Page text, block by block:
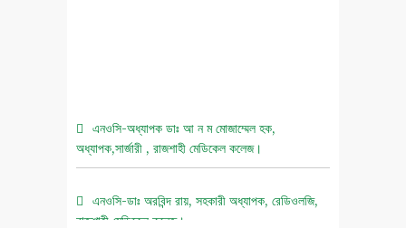
এনওসি-অধ্যাপক ডাঃ আ ন ম মোজাম্মেল হক,
অধ্যাপক,সার্জারী , রাজশাহী মেডিকেল কলেজ।
এনওসি-ডাঃ অরবিন্দ রায়, সহকারী অধ্যাপক, রেডিওলজি,
রাজশাহী মেডিকেল কলেজ।